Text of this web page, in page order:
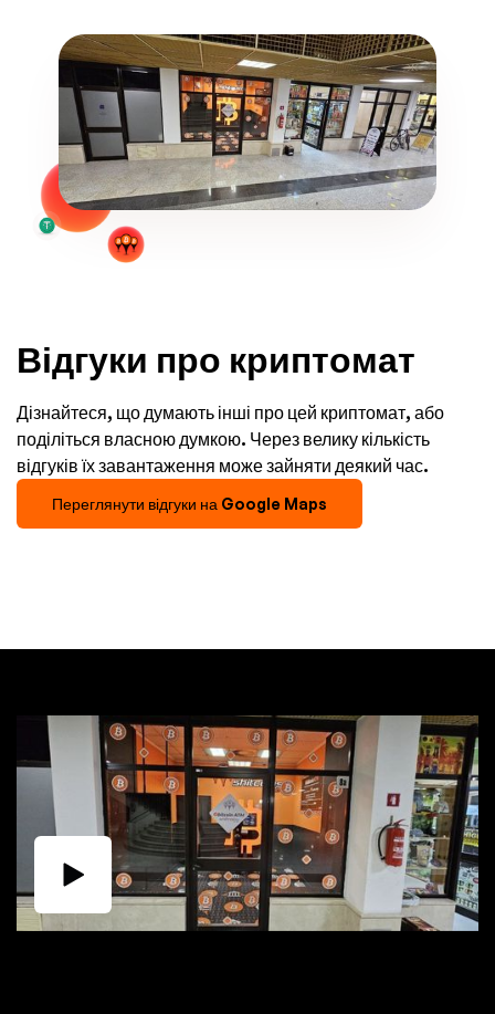
Відгуки про криптомат
Дізнайтеся, що думають інші про цей криптомат, або
поділіться власною думкою. Через велику кількість
відгуків їх завантаження може зайняти деякий час.
Переглянути відгуки на Google Maps